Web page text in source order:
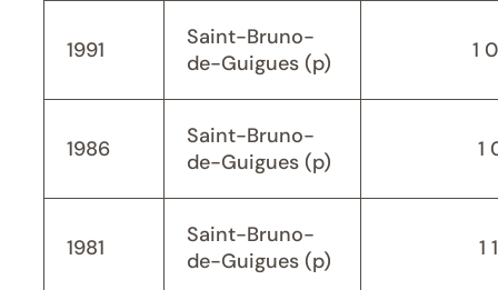
1991
Saint-Bruno-
de-Guigues (p)
1
1986
Saint-Bruno-
de-Guigues (p)
1
1981
Saint-Bruno-
de-Guigues (p)
1